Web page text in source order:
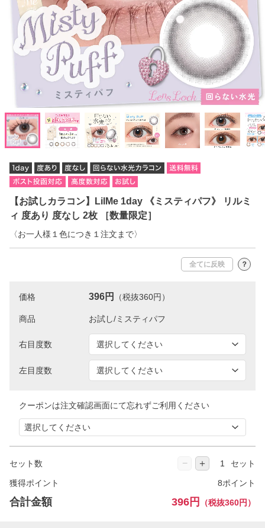
【お試しカラコン】LilMe 1day 《ミスティパフ》 リルミ
ィ 度あり 度なし 2枚 ［数量限定］
〈お一人様１色につき１注文まで〉
全てに反映 ？
価格 396円 （税抜360円）
商品
右目度数
左目度数
クーポンは注文確認画面にて忘れずご利用ください
セット数 − ＋ セット
獲得ポイント 8ポイント
合計金額 396円 （税抜360円）